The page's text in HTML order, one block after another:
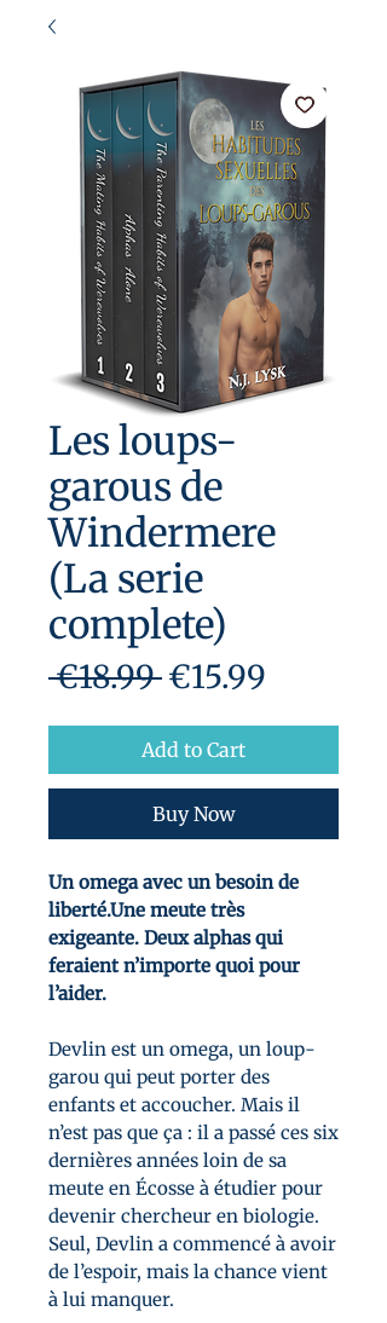
Les loups-
garous de
Windermere
(La serie
complete)
€18.99 Regular
€15.99
Add to Cart
Buy Now
Un omega avec un besoin de
liberté.Une meute très
exigeante. Deux alphas qui
feraient n’importe quoi pour
l’aider.
Devlin est un omega, un loup-
garou qui peut porter des
enfants et accoucher. Mais il
n’est pas que ça : il a passé ces six
dernières années loin de sa
meute en Écosse à étudier pour
devenir chercheur en biologie.
Seul, Devlin a commencé à avoir
de l’espoir, mais la chance vient
à lui manquer.